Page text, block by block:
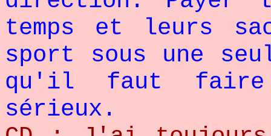
temps et leurs
sport sous une
qu'il faut
sérieux.